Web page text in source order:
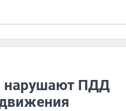
нарушают ПДД